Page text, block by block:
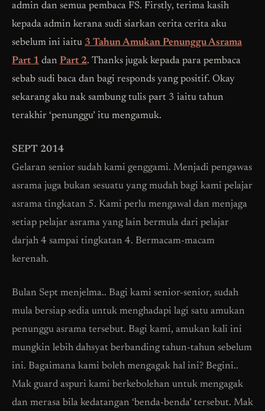
admin dan semua pembaca FS. Firstly, terima kasih
kepada admin kerana sudi siarkan cerita cerita aku
sebelum ini iaitu 3 Tahun Amukan Penunggu Asrama
Part 1 dan Part 2. Thanks jugak kepada para pembaca
sebab sudi baca dan bagi responds yang positif. Okay
sekarang aku nak sambung tulis part 3 iaitu tahun
terakhir ‘penunggu’ itu mengamuk.
SEPT 2014
Gelaran senior sudah kami genggami. Menjadi pengawas
asrama juga bukan sesuatu yang mudah bagi kami pelajar
asrama tingkatan 5. Kami perlu mengawal dan menjaga
setiap pelajar asrama yang lain bermula dari pelajar
darjah 4 sampai tingkatan 4. Bermacam-macam
kerenah.
Bulan Sept menjelma.. Bagi kami senior-senior, sudah
mula bersiap sedia untuk menghadapi lagi satu amukan
penunggu asrama tersebut. Bagi kami, amukan kali ini
mungkin lebih dahsyat berbanding tahun-tahun sebelum
ini. Bagaimana kami boleh mengagak hal ini? Begini..
Mak guard aspuri kami berkebolehan untuk mengagak
dan merasa bila kedatangan ‘benda-benda’ tersebut. Mak